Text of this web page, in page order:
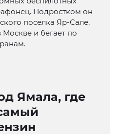
Подростком он
поселка Яр-Сале,
Москве и бегает по
Ямала, где